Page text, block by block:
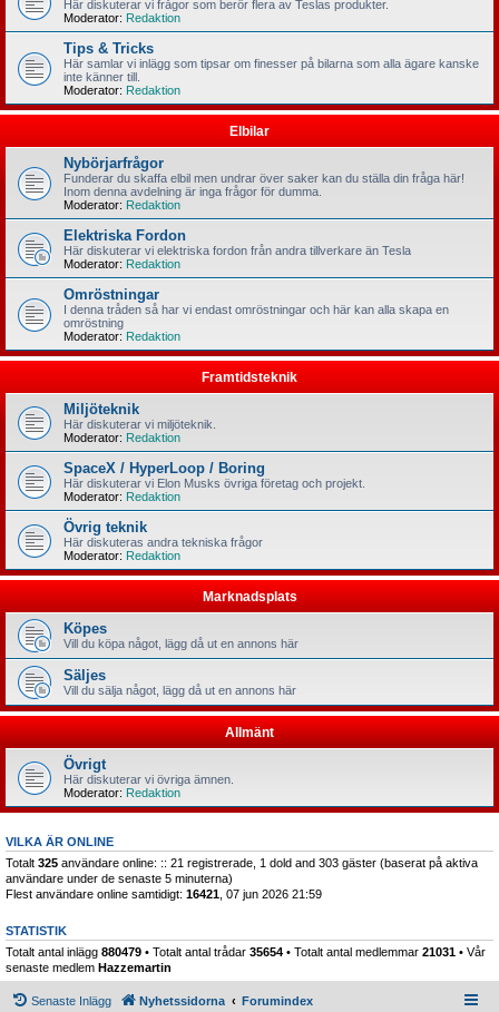
Här diskuterar vi frågor som berör flera av Teslas produkter.
Moderator: Redaktion
Tips & Tricks
Här samlar vi inlägg som tipsar om finesser på bilarna som alla ägare kanske
inte känner till.
Moderator: Redaktion
Elbilar
Nybörjarfrågor
Funderar du skaffa elbil men undrar över saker kan du ställa din fråga här!
Inom denna avdelning är inga frågor för dumma.
Moderator: Redaktion
Elektriska Fordon
Här diskuterar vi elektriska fordon från andra tillverkare än Tesla
Moderator: Redaktion
Omröstningar
I denna tråden så har vi endast omröstningar och här kan alla skapa en
omröstning
Moderator: Redaktion
Framtidsteknik
Miljöteknik
Här diskuterar vi miljöteknik.
Moderator: Redaktion
SpaceX / HyperLoop / Boring
Här diskuterar vi Elon Musks övriga företag och projekt.
Moderator: Redaktion
Övrig teknik
Här diskuteras andra tekniska frågor
Moderator: Redaktion
Marknadsplats
Köpes
Vill du köpa något, lägg då ut en annons här
Säljes
Vill du sälja något, lägg då ut en annons här
Allmänt
Övrigt
Här diskuterar vi övriga ämnen.
Moderator: Redaktion
VILKA ÄR ONLINE
Totalt 325 användare online: :: 21 registrerade, 1 dold and 303 gäster (baserat på aktiva
användare under de senaste 5 minuterna)
Flest användare online samtidigt: 16421 , 07 jun 2026 21:59
STATISTIK
Totalt antal inlägg 880479 • Totalt antal trådar 35654 • Totalt antal medlemmar 21031 • Vår
senaste medlem Hazzemartin
Senaste Inlägg Nyhetssidorna Forumindex